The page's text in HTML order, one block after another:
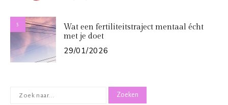
5
Wat een fertiliteitstraject mentaal écht
met je doet
29/01/2026
NAAR: